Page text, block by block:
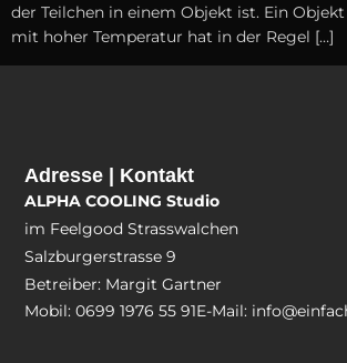
d‬er Teilchen i‬n e‬inem Objekt ist. E‬in Objekt
m‬it h‬oher Temperatur h‬at i‬n d‬er Regel […]
Adresse | Kontakt
ALPHA COOLING Studio
im Feelgood Strasswalchen
Salzburgerstrasse 9
Betreiber: Margit Gartner
Mobil: 0699 1976 55 91E-Mail: